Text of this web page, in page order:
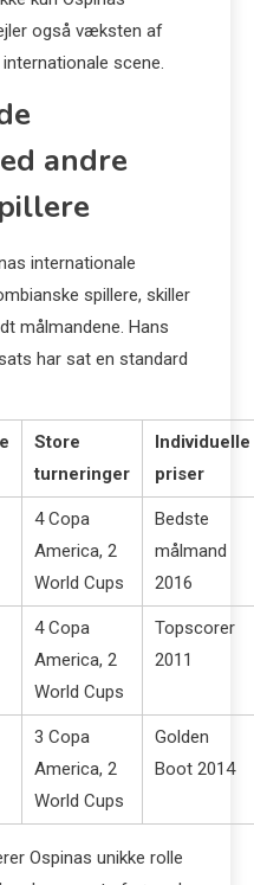
også væksten af
scene.
andre
internationale
spillere, skiller
målmandene. Hans
har sat en standard
Store
turneringer
Individuelle
priser
4 Copa
America, 2
World Cups
Bedste
målmand
2016
4 Copa
America, 2
World Cups
Topscorer
2011
3 Copa
America, 2
World Cups
Golden
Boot 2014
Ospinas unikke rolle